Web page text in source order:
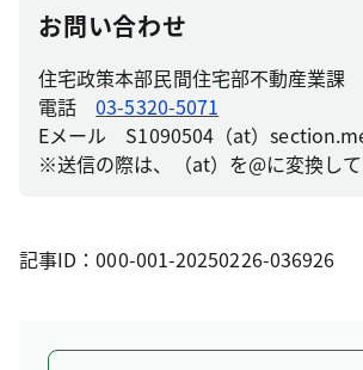
お問い合わせ
住宅政策本部民間住宅部不動産業課
電話03-5320-5071
Eメール S1090504（at）
※送信の際は、（at）を@に変換し
記事ID：000-001-20250226-036926